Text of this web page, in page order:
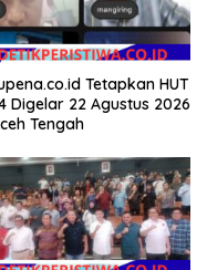
Tetapkan HUT
Digelar 22 Agustus 2026
Tengah